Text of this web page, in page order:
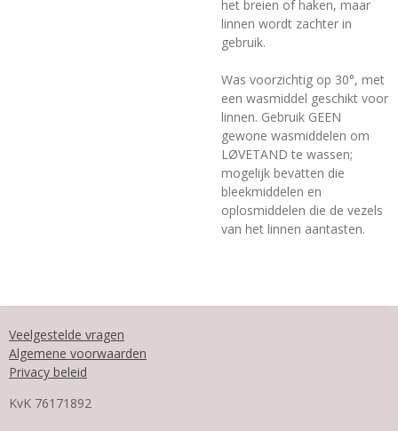
het breien of haken, maar
linnen wordt zachter in
gebruik.
Was voorzichtig op 30°, met
een wasmiddel geschikt voor
linnen. Gebruik GEEN
gewone wasmiddelen om
LØVETAND te wassen;
mogelijk bevatten die
bleekmiddelen en
oplosmiddelen die de vezels
van het linnen aantasten.
Veelgestelde vragen
Algemene voorwaarden
Privacy beleid
KvK 76171892